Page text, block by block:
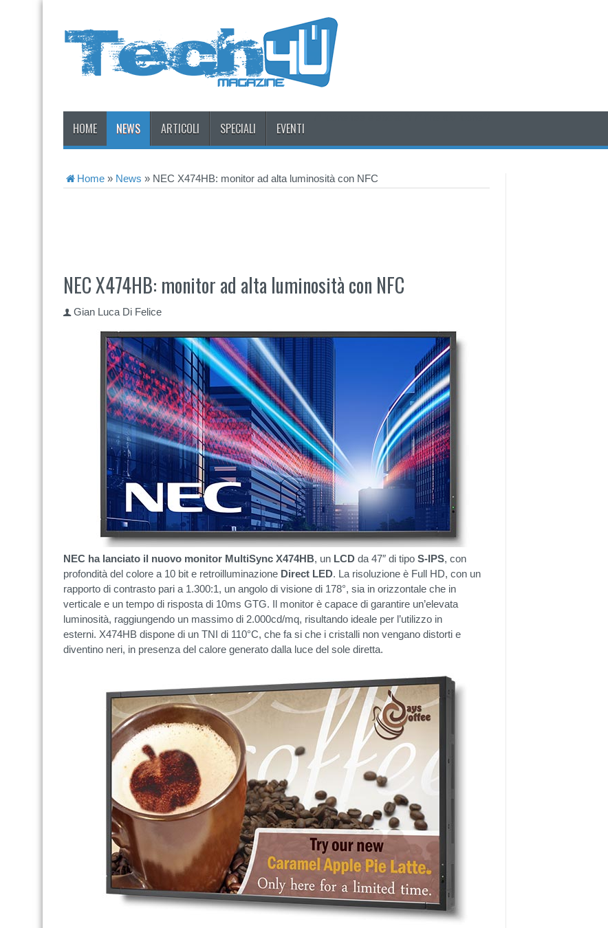
HOME NEWS ARTICOLI SPECIALI EVENTI
Home » News » NEC X474HB: monitor ad alta luminosità con NFC
NEC X474HB: monitor ad alta luminosità con NFC
Gian Luca Di Felice
NEC ha lanciato il nuovo monitor MultiSync X474HB, un LCD da 47″ di tipo S-IPS, con
profondità del colore a 10 bit e retroilluminazione Direct LED. La risoluzione è Full HD, con un
rapporto di contrasto pari a 1.300:1, un angolo di visione di 178°, sia in orizzontale che in
verticale e un tempo di risposta di 10ms GTG. Il monitor è capace di garantire un’elevata
luminosità, raggiungendo un massimo di 2.000cd/mq, risultando ideale per l’utilizzo in
esterni. X474HB dispone di un TNI di 110°C, che fa si che i cristalli non vengano distorti e
diventino neri, in presenza del calore generato dalla luce del sole diretta.